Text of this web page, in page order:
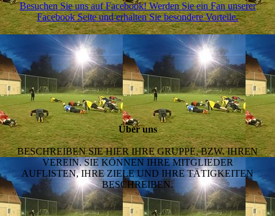
Besuchen Sie uns auf Facebook! Werden Sie ein Fan unserer
Facebook Seite und erhalten Sie besondere Vorteile.
Über uns
BESCHREIBEN SIE HIER IHRE GRUPPE, BZW. IHREN
VEREIN. SIE KÖNNEN IHRE MITGLIEDER
AUFLISTEN, IHRE ZIELE UND IHRE TÄTIGKEITEN
BESCHREIBEN.